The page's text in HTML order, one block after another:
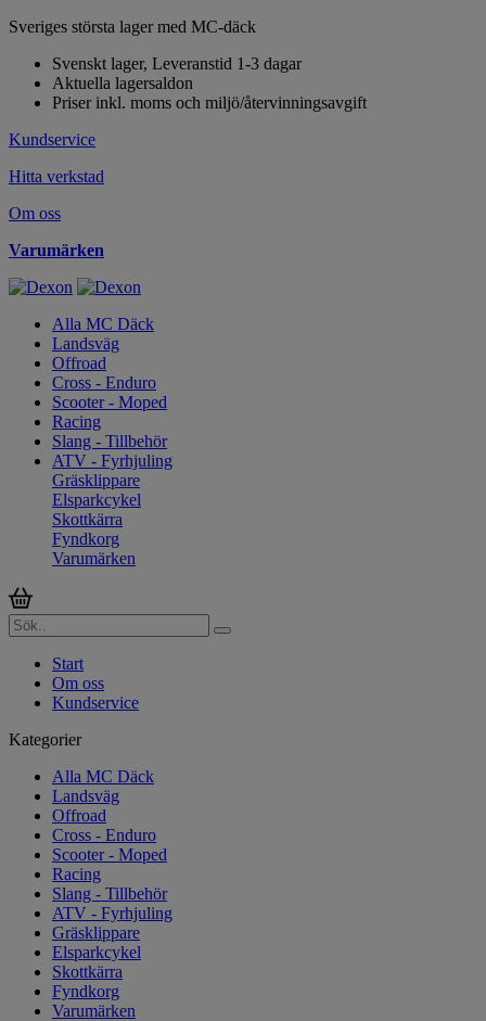
Sveriges största lager med MC-däck
Svenskt lager, Leveranstid 1-3 dagar
Aktuella lagersaldon
Priser inkl. moms och miljö/återvinningsavgift
Kundservice
Hitta verkstad
Om oss
Varumärken
Alla MC Däck
Landsväg
Offroad
Cross - Enduro
Scooter - Moped
Racing
Slang - Tillbehör
ATV - Fyrhjuling
Gräsklippare
Elsparkcykel
Skottkärra
Fyndkorg
Varumärken
Start
Om oss
Kundservice
Kategorier
Alla MC Däck
Landsväg
Offroad
Cross - Enduro
Scooter - Moped
Racing
Slang - Tillbehör
ATV - Fyrhjuling
Gräsklippare
Elsparkcykel
Skottkärra
Fyndkorg
Varumärken